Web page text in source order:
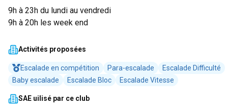
9h à 23h du lundi au vendredi
9h à 20h les week end
Activités proposées
Escalade en compétition Para-escalade
Escalade Difficulté
Baby escalade
Escalade Bloc Escalade Vitesse
SAE uilisé par ce club